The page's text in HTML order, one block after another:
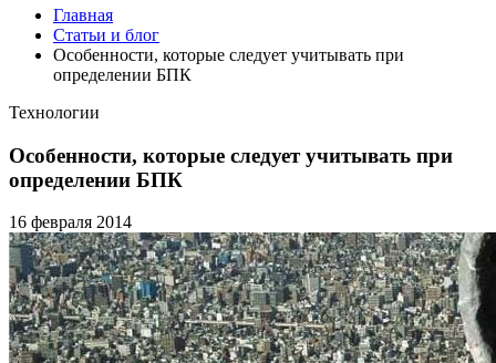
Главная
Статьи и блог
Особенности, которые следует учитывать при
определении БПК
Технологии
Особенности, которые следует учитывать при
определении БПК
16 февраля 2014